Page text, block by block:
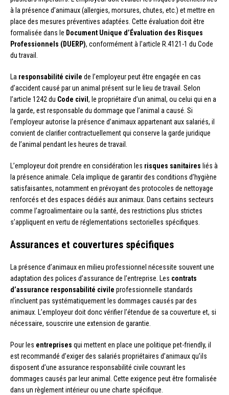
à la présence d’animaux (allergies, morsures, chutes, etc.) et mettre en
place des mesures préventives adaptées. Cette évaluation doit être
formalisée dans le Document Unique d’Évaluation des Risques
Professionnels (DUERP), conformément à l’article R.4121-1 du Code
du travail.
La responsabilité civile de l’employeur peut être engagée en cas
d’accident causé par un animal présent sur le lieu de travail. Selon
l’article 1242 du Code civil , le propriétaire d’un animal, ou celui qui en a
la garde, est responsable du dommage que l’animal a causé. Si
l’employeur autorise la présence d’animaux appartenant aux salariés, il
convient de clarifier contractuellement qui conserve la garde juridique
de l’animal pendant les heures de travail.
L’employeur doit prendre en considération les risques sanitaires liés à
la présence animale. Cela implique de garantir des conditions d’hygiène
satisfaisantes, notamment en prévoyant des protocoles de nettoyage
renforcés et des espaces dédiés aux animaux. Dans certains secteurs
comme l’agroalimentaire ou la santé, des restrictions plus strictes
s’appliquent en vertu de réglementations sectorielles spécifiques.
Assurances et couvertures spécifiques
La présence d’animaux en milieu professionnel nécessite souvent une
adaptation des polices d’assurance de l’entreprise. Les contrats
d’assurance responsabilité civile professionnelle standards
n’incluent pas systématiquement les dommages causés par des
animaux. L’employeur doit donc vérifier l’étendue de sa couverture et, si
nécessaire, souscrire une extension de garantie.
Pour les entreprises qui mettent en place une politique pet-friendly, il
est recommandé d’exiger des salariés propriétaires d’animaux qu’ils
disposent d’une assurance responsabilité civile couvrant les
dommages causés par leur animal. Cette exigence peut être formalisée
dans un règlement intérieur ou une charte spécifique.